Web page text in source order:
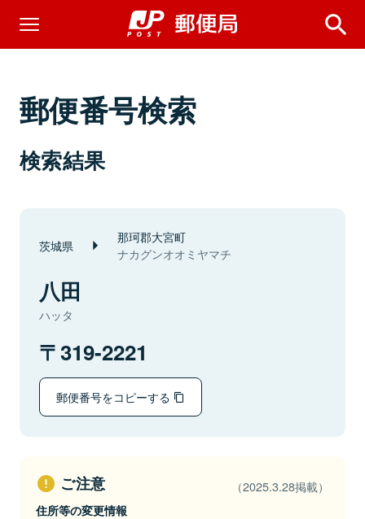
郵便番号検索
検索結果
茨城県 那珂郡大宮町
ナカグンオオミヤマチ
八田
ハッタ
319-2221
郵便番号をコピーする
ご注意 （2025.3.28掲載）
住所等の変更情報